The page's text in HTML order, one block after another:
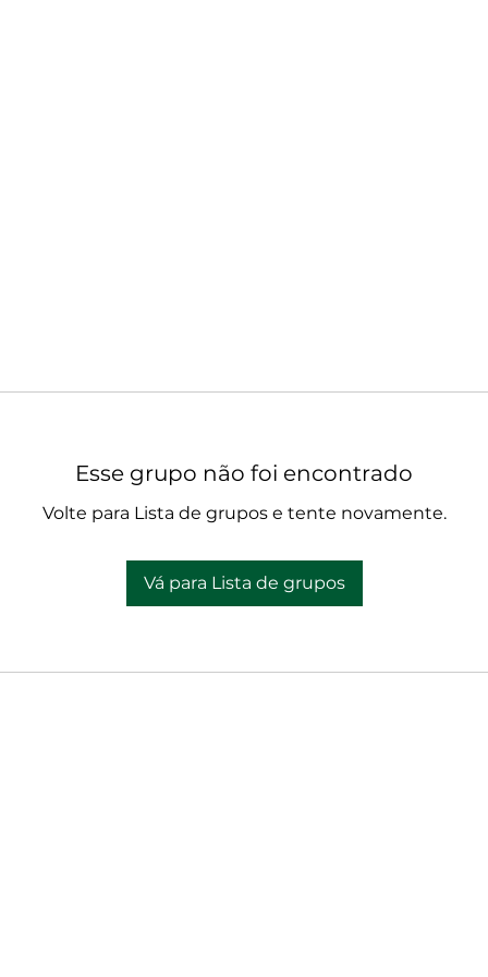
Esse grupo não foi encontrado
Volte para Lista de grupos e tente novamente.
Vá para Lista de grupos